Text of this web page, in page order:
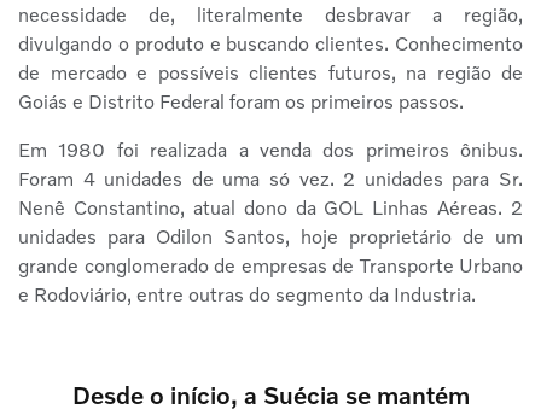
necessidade de, literalmente desbravar a região,
divulgando o produto e buscando clientes. Conhecimento
de mercado e possíveis clientes futuros, na região de
Goiás e Distrito Federal foram os primeiros passos.
Em 1980 foi realizada a venda dos primeiros ônibus.
Foram 4 unidades de uma só vez. 2 unidades para Sr.
Nenê Constantino, atual dono da GOL Linhas Aéreas. 2
unidades para Odilon Santos, hoje proprietário de um
grande conglomerado de empresas de Transporte Urbano
e Rodoviário, entre outras do segmento da Industria.
Desde o início, a Suécia se mantém